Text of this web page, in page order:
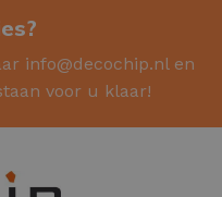
info@decochip.nl en
voor u klaar!